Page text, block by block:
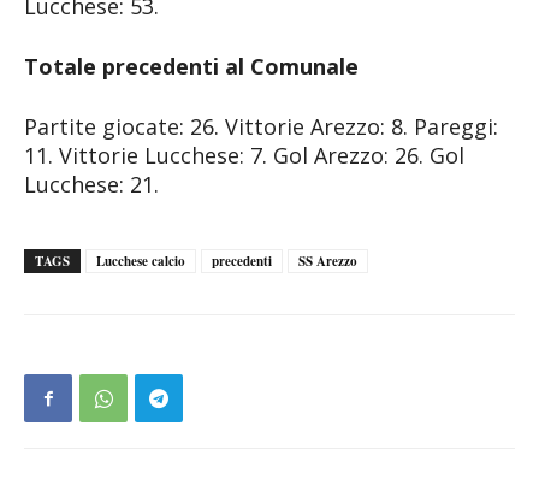
Lucchese: 53.
Totale precedenti al Comunale
Partite giocate: 26. Vittorie Arezzo: 8. Pareggi:
11. Vittorie Lucchese: 7. Gol Arezzo: 26. Gol
Lucchese: 21.
TAGS Lucchese calcio precedenti SS Arezzo